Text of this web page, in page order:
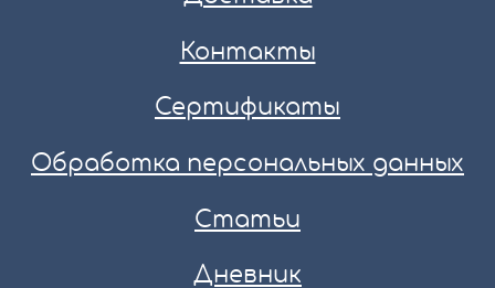
Контакты
Сертификаты
Обработка персональных данных
Статьи
Дневник